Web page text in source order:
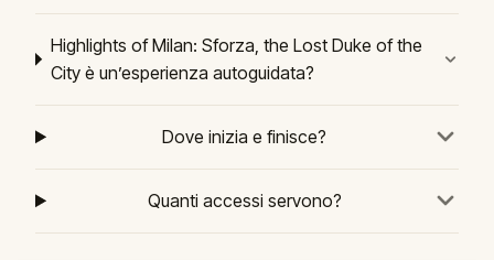
Highlights of Milan: Sforza, the Lost Duke of the
City è un’esperienza autoguidata?
Dove inizia e finisce?
Quanti accessi servono?